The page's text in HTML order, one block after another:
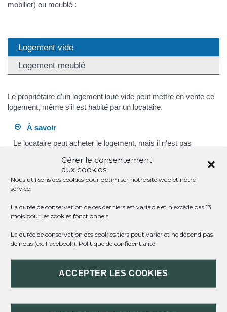
Gérer le consentement
aux cookies
Nous utilisons des cookies pour optimiser notre site web et notre
service.
La durée de conservation de ces derniers est variable et n'excède pas 13
mois pour les cookies fonctionnels.
La durée de conservation des cookies tiers peut varier et ne dépend pas
de nous (ex: Facebook). Politique de confidentialité
ACCEPTER LES COOKIES
mobilier) ou meublé :
Logement vide
Logement meublé
Le propriétaire d'un logement loué vide peut mettre en vente ce
logement, même s'il est habité par un locataire.
À savoir
Le locataire peut acheter le logement, mais il n'est pas
meard-de-dronne.fr/infos-et-demarches-particuliers/?
xml=R37977">droit de préemption</a>, sauf dans certaines
situations (par exemple, en cas de mise en vente de
<span class="miseenevidence">Lorsque le logement est vendu
Le nouveau propriétaire doit informer le locataire de ses
aux mêmes conditions avec ce nouveau propriétaire. C'est
notamment le nouveau propriétaire qui devra lui restituer le